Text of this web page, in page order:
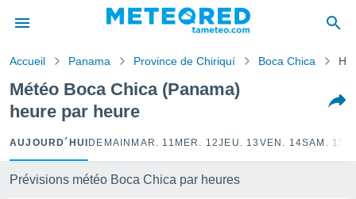
de
a
par
Accueil Panama Province de Chiriquí Boca Chica
Météo Boca Chica (Panama)
heure par heure
AUJOURD´HUI DEMAIN MAR. 11 MER. 12JEU. 13 VEN. 14SAM. 15
Prévisions météo Boca Chica par heures